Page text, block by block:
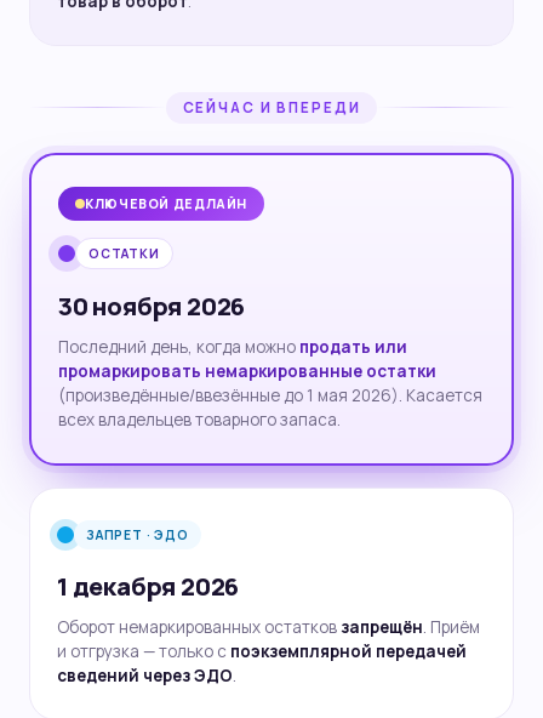
СЕЙЧАС И ВПЕРЕДИ
КЛЮЧЕВОЙ ДЕДЛАЙН
ОСТАТКИ
30 ноября 2026
Последний день, когда можно продать или
промаркировать немаркированные остатки
(произведённые/ввезённые до 1 мая 2026). Касается
всех владельцев товарного запаса.
ЗАПРЕТ · ЭДО
1 декабря 2026
Оборот немаркированных остатков запрещён. Приём
и отгрузка — только с поэкземплярной передачей
сведений через ЭДО.